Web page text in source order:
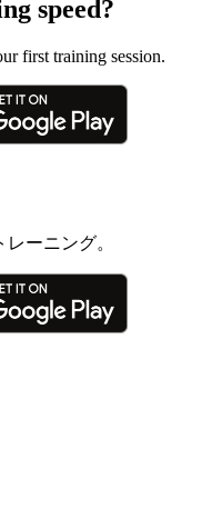
speed?
first training session.
ーニング。